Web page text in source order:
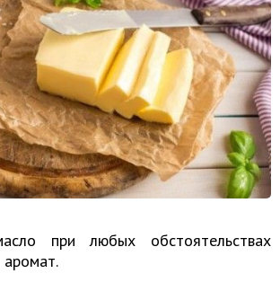
при любых обстоятельствах